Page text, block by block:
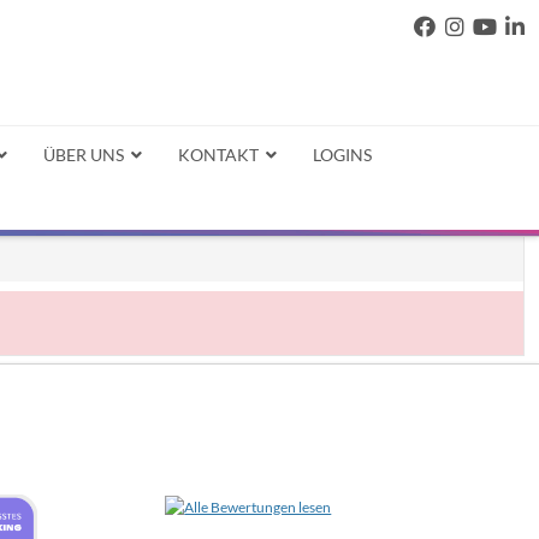
ÜBER UNS KONTAKT LOGINS